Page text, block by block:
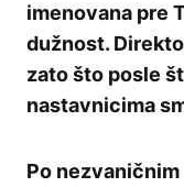
imenovana pre
dužnost.
zato što posle
nastavnicima
Po